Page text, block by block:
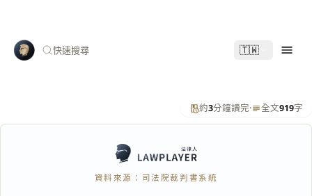
快速搜尋 🇹🇼
約3分鐘讀完· 全文919字
資料來源：司法院裁判書系統